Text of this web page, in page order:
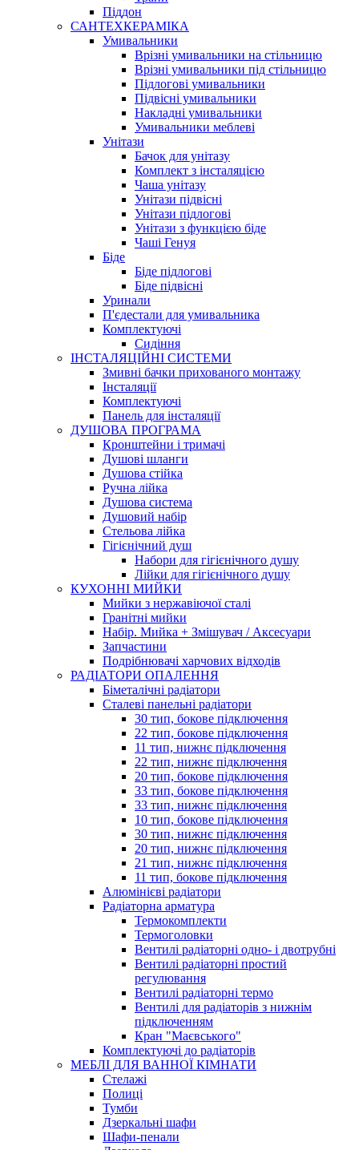
Піддон
САНТЕХКЕРАМІКА
Умивальники
Врізні умивальники на стільницю
Врізні умивальники під стільницю
Підлогові умивальники
Підвісні умивальники
Накладні умивальники
Умивальники меблеві
Унітази
Бачок для унітазу
Комплект з інсталяцією
Чаша унітазу
Унітази підвісні
Унітази підлогові
Унітази з функцією біде
Чаші Генуя
Біде
Біде підлогові
Біде підвісні
Уринали
П'єдестали для умивальника
Комплектуючі
Сидіння
ІНСТАЛЯЦІЙНІ СИСТЕМИ
Змивні бачки прихованого монтажу
Інсталяції
Комплектуючі
Панель для інсталяції
ДУШОВА ПРОГРАМА
Кронштейни і тримачі
Душові шланги
Душова стійка
Ручна лійка
Душова система
Душовий набір
Стельова лійка
Гігієнічний душ
Набори для гігієнічного душу
Лійки для гігієнічного душу
КУХОННІ МИЙКИ
Мийки з нержавіючої сталі
Гранітні мийки
Набір. Мийка + Змішувач / Аксесуари
Запчастини
Подрібнювачі харчових відходів
РАДІАТОРИ ОПАЛЕННЯ
Біметалічні радіатори
Сталеві панельні радіатори
30 тип, бокове підключення
22 тип, бокове підключення
11 тип, нижнє підключення
22 тип, нижнє підключення
20 тип, бокове підключення
33 тип, бокове підключення
33 тип, нижнє підключення
10 тип, бокове підключення
30 тип, нижнє підключення
20 тип, нижнє підключення
21 тип, нижнє підключення
11 тип, бокове підключення
Алюмінієві радіатори
Радіаторна арматура
Термокомплекти
Термоголовки
Вентилі радіаторні одно- і двотрубні
Вентилі радіаторні простий
регулювання
Вентилі радіаторні термо
Вентилі для радіаторів з нижнім
підключенням
Кран "Маєвського"
Комплектуючі до радіаторів
МЕБЛІ ДЛЯ ВАННОЇ КІМНАТИ
Стелажі
Полиці
Тумби
Дзеркальні шафи
Шафи-пенали